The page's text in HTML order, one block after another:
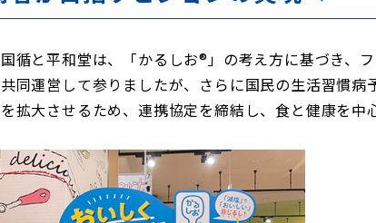
循と平和堂は、「かるしお®」の考え方に基づき、
同運営して参りましたが、さらに国民の生活習慣
拡大させるため、連携協定を締結し、食と健康を中